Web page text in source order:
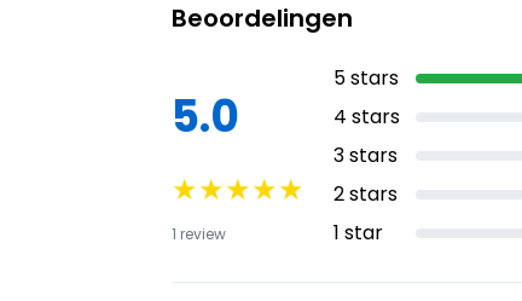
Beoordelingen
5.0
★★★★★
1 review
5stars
4 stars
3stars
2stars
1 star